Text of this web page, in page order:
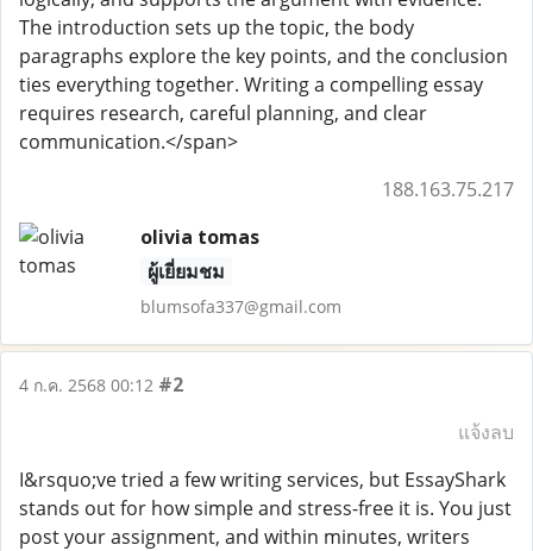
The introduction sets up the topic, the body
paragraphs explore the key points, and the conclusion
ties everything together. Writing a compelling essay
requires research, careful planning, and clear
communication.</span>
188.163.75.217
olivia tomas
ผู้เยี่ยมชม
blumsofa337@gmail.com
4 ก.ค. 2568 00:12 #2
แจ้งลบ
I&rsquo;ve tried a few writing services, but EssayShark
stands out for how simple and stress-free it is. You just
post your assignment, and within minutes, writers